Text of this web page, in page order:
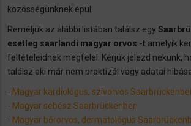
közösségünknek épül.
Reméljük az alábbi listában találsz egy
esetleg saarlandi magyar orvos -t amelyik
feltételeidnek megfelel. Kérjük jelezd nekünk,
találsz aki már nem praktizál vagy adatai
- Magyar kardiológus, szívorvos
- Magyar sebész Saarbrückenben
- Magyar bőrorvos, dermatológus